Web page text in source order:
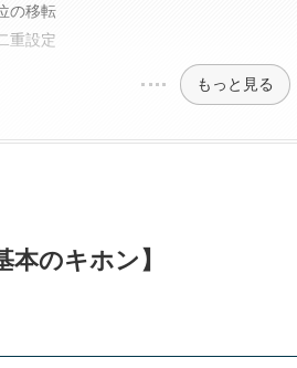
の移転
重設定
もっと見る
のキホン】